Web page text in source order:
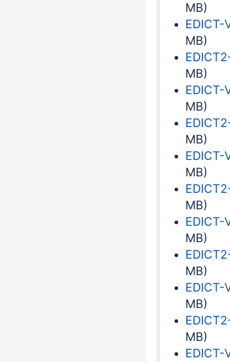
MB)
EDICT-
MB)
MB)
EDICT-
MB)
MB)
EDICT-
MB)
MB)
EDICT-
MB)
MB)
EDICT-
MB)
MB)
EDICT-